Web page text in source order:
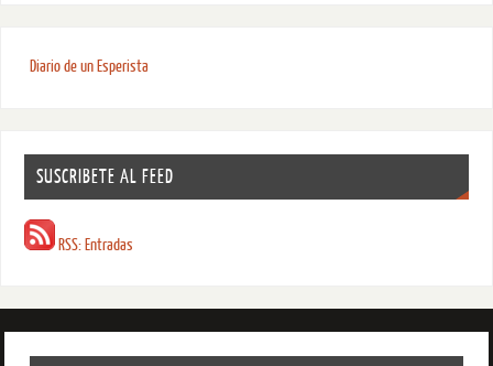
Diario de un Esperista
SUSCRIBETE AL FEED
RSS: Entradas